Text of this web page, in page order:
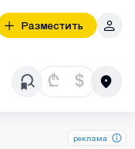
Разместить
₾ $
реклама